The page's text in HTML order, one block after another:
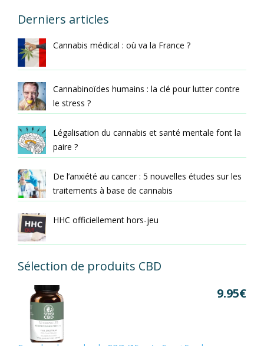
Derniers articles
Cannabis médical : où va la France ?
Cannabinoïdes humains : la clé pour lutter contre
le stress ?
Légalisation du cannabis et santé mentale font la
paire ?
De l’anxiété au cancer : 5 nouvelles études sur les
traitements à base de cannabis
HHC officiellement hors-jeu
Sélection de produits CBD
9.95€